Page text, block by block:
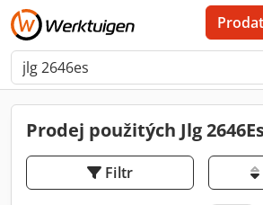
Prodat
Prodej použitých Jlg
Filtr